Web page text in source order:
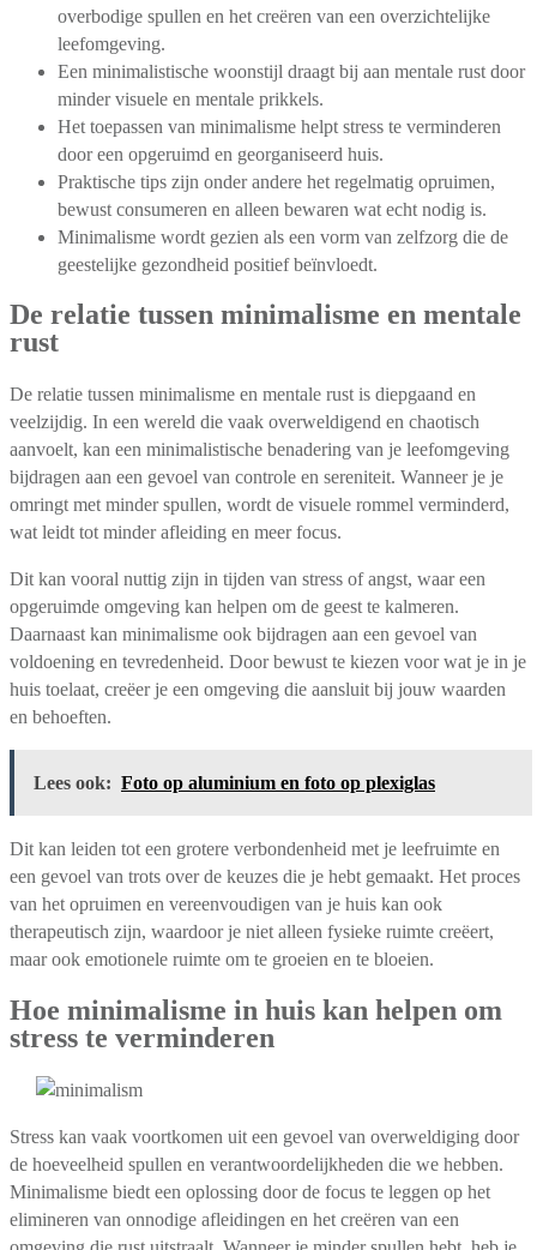
overbodige spullen en het creëren van een overzichtelijke
leefomgeving.
Een minimalistische woonstijl draagt bij aan mentale rust door
minder visuele en mentale prikkels.
Het toepassen van minimalisme helpt stress te verminderen
door een opgeruimd en georganiseerd huis.
Praktische tips zijn onder andere het regelmatig opruimen,
bewust consumeren en alleen bewaren wat echt nodig is.
Minimalisme wordt gezien als een vorm van zelfzorg die de
geestelijke gezondheid positief beïnvloedt.
De relatie tussen minimalisme en mentale
rust
De relatie tussen minimalisme en mentale rust is diepgaand en
veelzijdig. In een wereld die vaak overweldigend en chaotisch
aanvoelt, kan een minimalistische benadering van je leefomgeving
bijdragen aan een gevoel van controle en sereniteit. Wanneer je je
omringt met minder spullen, wordt de visuele rommel verminderd,
wat leidt tot minder afleiding en meer focus.
Dit kan vooral nuttig zijn in tijden van stress of angst, waar een
opgeruimde omgeving kan helpen om de geest te kalmeren.
Daarnaast kan minimalisme ook bijdragen aan een gevoel van
voldoening en tevredenheid. Door bewust te kiezen voor wat je in je
huis toelaat, creëer je een omgeving die aansluit bij jouw waarden
en behoeften.
Lees ook: Foto op aluminium en foto op plexiglas
Dit kan leiden tot een grotere verbondenheid met je leefruimte en
een gevoel van trots over de keuzes die je hebt gemaakt. Het proces
van het opruimen en vereenvoudigen van je huis kan ook
therapeutisch zijn, waardoor je niet alleen fysieke ruimte creëert,
maar ook emotionele ruimte om te groeien en te bloeien.
Hoe minimalisme in huis kan helpen om
stress te verminderen
Stress kan vaak voortkomen uit een gevoel van overweldiging door
de hoeveelheid spullen en verantwoordelijkheden die we hebben.
Minimalisme biedt een oplossing door de focus te leggen op het
elimineren van onnodige afleidingen en het creëren van een